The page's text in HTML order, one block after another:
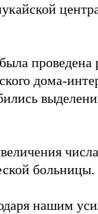
проведена
дома-
нашим